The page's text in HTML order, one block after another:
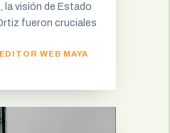
la visión de Estado
fueron cruciales
WEB MAYA